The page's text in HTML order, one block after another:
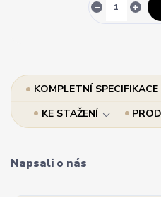
KOMPLETNÍ SPECIFIKACE
KE STAŽENÍ
Napsali o nás